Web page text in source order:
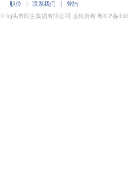
职位 联系我们
登陆
© 汕头市民生集团有限公司 版权所有 粤ICP备